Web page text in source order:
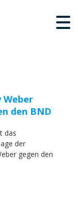
Weber
den BND
das
der
gegen den